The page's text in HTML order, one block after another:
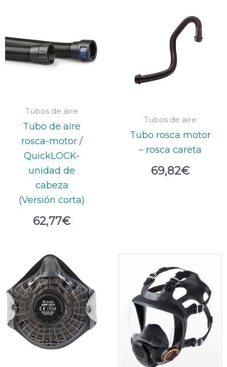
Tubos de aire
Tubo de aire
rosca-motor /
QuickLOCK-
unidad de
cabeza
(Versión corta)
62,77€
Tubos de aire
Tubo rosca motor
– rosca careta
69,82€